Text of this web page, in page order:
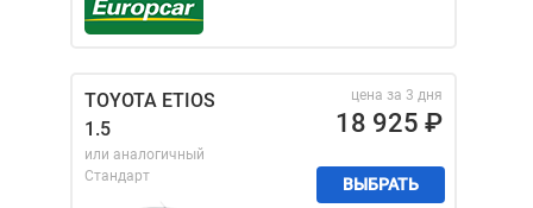
TOYOTA ETIOS
1.5
или аналогичный
Стандарт
цена за 3 дня
18 925 ₽
ВЫБРАТЬ